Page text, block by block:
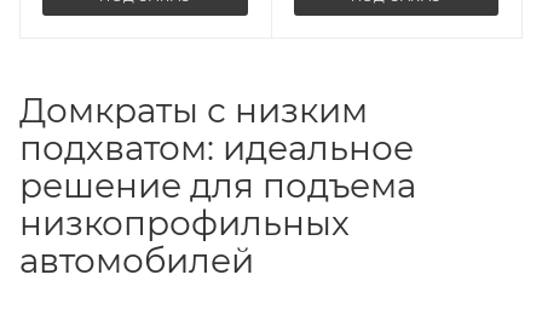
Домкраты с низким
подхватом: идеальное
решение для подъема
низкопрофильных
автомобилей